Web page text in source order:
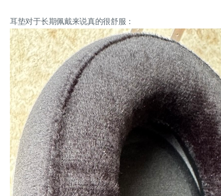
耳垫对于长期佩戴来说真的很舒服：